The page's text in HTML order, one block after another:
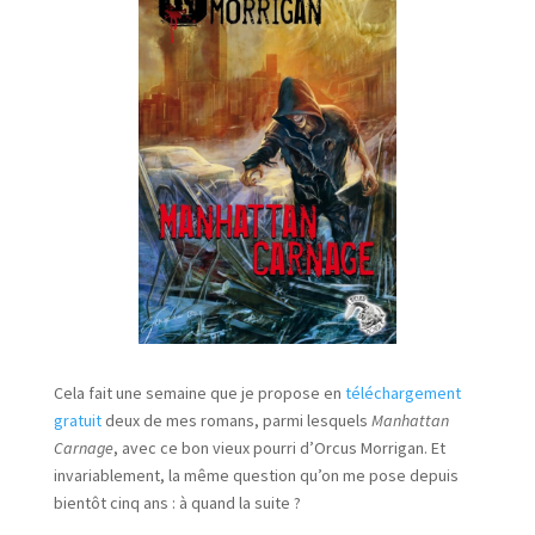
Cela fait une semaine que je propose en téléchargement
gratuitdeux de mes romans, parmi lesquels Manhattan
Carnage, avec ce bon vieux pourri d’Orcus Morrigan. Et
invariablement, la même question qu’on me pose depuis
bientôt cinq ans : à quand la suite ?